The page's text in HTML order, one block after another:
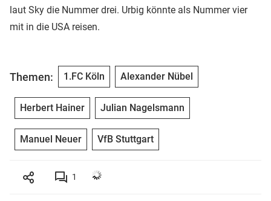
laut Sky die Nummer drei. Urbig könnte als Nummer vier
mit in die USA reisen.
Themen: 1.FC Köln Alexander Nübel
Herbert Hainer Julian Nagelsmann
Manuel Neuer VfB Stuttgart
1